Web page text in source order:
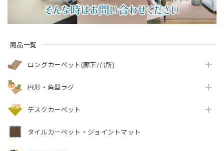
商品一覧
ロングカーペット(廊下/台所)
円形・角型ラグ
デスクカーペット
タイルカーペット・ジョイントマット